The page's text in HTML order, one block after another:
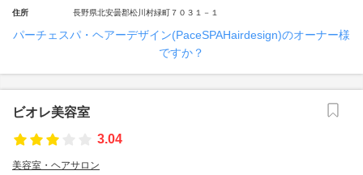
住所 長野県北安曇郡松川村緑町７０３１－１
パーチェスパ・ヘアーデザイン(PaceSPAHairdesign)のオーナー様
ですか？
ビオレ美容室
3.04
美容室・ヘアサロン